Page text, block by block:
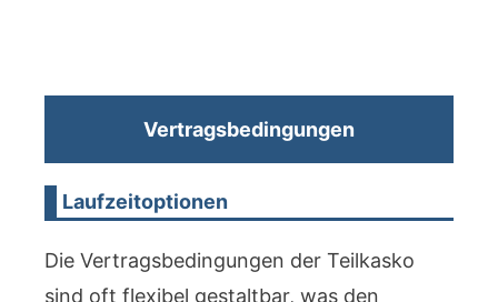
Vertragsbedingungen
Laufzeitoptionen
Die Vertragsbedingungen der Teilkasko
sind oft flexibel gestaltbar, was den